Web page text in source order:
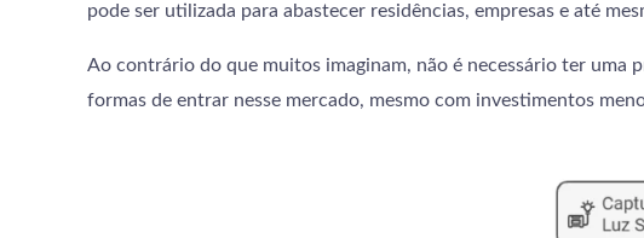
pode ser utilizada para abastecer residências, empresas e até
Ao contrário do que muitos imaginam, não é necessário ter uma
formas de entrar nesse mercado, mesmo com investimentos